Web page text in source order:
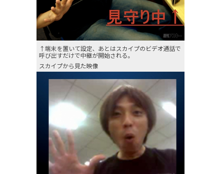
↑端末を置いて設定、あとはスカイプのビデオ通話で
呼び出すだけで中継が開始される。
スカイプから見た映像